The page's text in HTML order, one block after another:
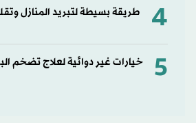
4 طريقة بسيطة لتبريد المنازل
5 خيارات غير دوائية لعلاج تضخم